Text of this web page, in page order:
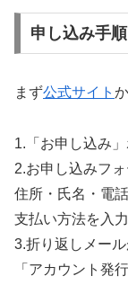
申し込み手順
まず公式サイト
1.「お申し込み
2.お申し込みフ
住所・氏名・電
支払い方法を入力
3.折り返しメール
「アカウント発